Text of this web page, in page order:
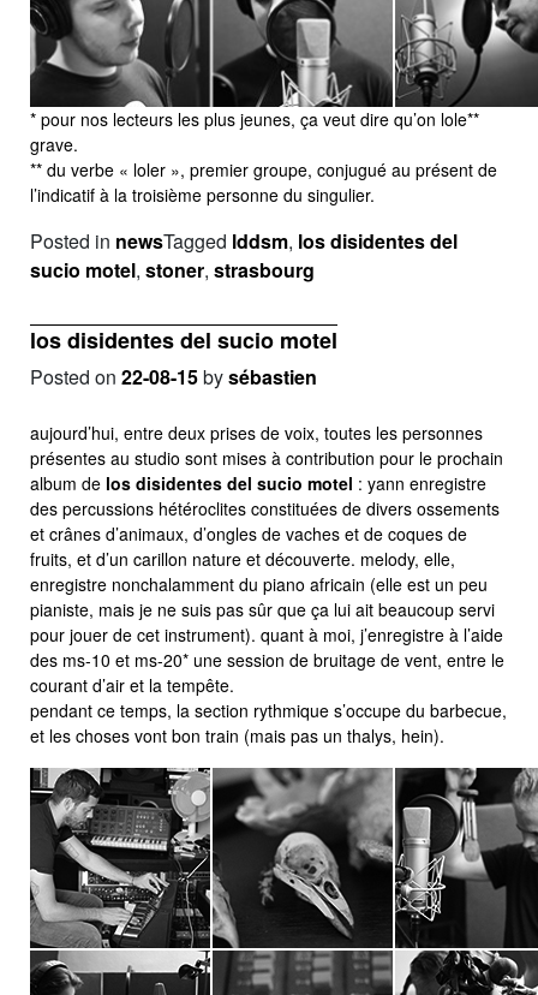
* pour nos lecteurs les plus jeunes, ça veut dire qu’on lole**
grave.
** du verbe « loler », premier groupe, conjugué au présent de
l’indicatif à la troisième personne du singulier.
Posted in newsTagged lddsm, los disidentes del
sucio motel, stoner, strasbourg
los disidentes del sucio motel
Posted on 22-08-15bysébastien
aujourd’hui, entre deux prises de voix, toutes les personnes
présentes au studio sont mises à contribution pour le prochain
album de los disidentes del sucio motel : yann enregistre
des percussions hétéroclites constituées de divers ossements
et crânes d’animaux, d’ongles de vaches et de coques de
fruits, et d’un carillon nature et découverte. melody, elle,
enregistre nonchalamment du piano africain (elle est un peu
pianiste, mais je ne suis pas sûr que ça lui ait beaucoup servi
pour jouer de cet instrument). quant à moi, j’enregistre à l’aide
des ms-10 et ms-20* une session de bruitage de vent, entre le
courant d’air et la tempête.
pendant ce temps, la section rythmique s’occupe du barbecue,
et les choses vont bon train (mais pas un thalys, hein).